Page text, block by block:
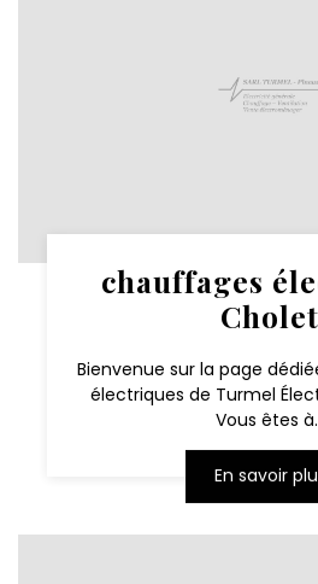
chauffages
Cholet
Bienvenue sur la page
électriques de Turmel
Vous êtes
En savoir